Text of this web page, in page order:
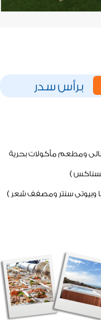
برأس سدر
ومطعم مأكولات بحرية
)
وبيوتى سنتر ومصفف شعر )